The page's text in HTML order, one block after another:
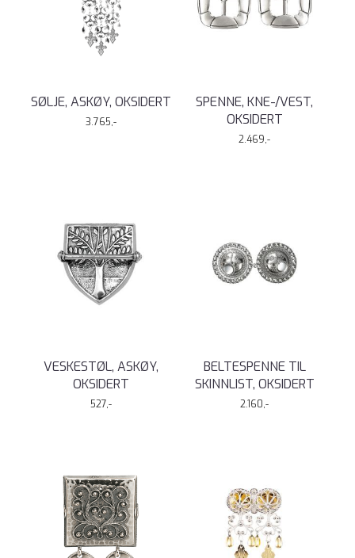
SØLJE, ASKØY, OKSIDERT
3.765,-
SPENNE, KNE-/VEST,
OKSIDERT
2.469,-
VESKESTØL, ASKØY,
OKSIDERT
527,-
BELTESPENNE TIL
SKINNLIST, OKSIDERT
2.160,-